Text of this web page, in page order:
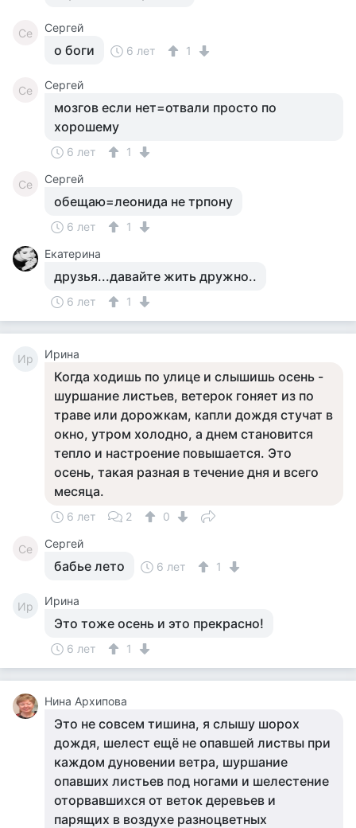
Се Сергей
о боги 6 лет 1
Се Сергей
мозгов если нет=отвали просто по
хорошему
6 лет 1
Се Сергей
обещаю=леонида не трпону
6 лет
1
Екатерина
друзья...давайте жить дружно..
6 лет 1
Ир Ирина
Когда ходишь по улице и слышишь осень -
шуршание листьев, ветерок гоняет из по
траве или дорожкам, капли дождя стучат в
окно, утром холодно, а днем становится
тепло и настроение повышается. Это
осень, такая разная в течение дня и всего
месяца.
6 лет 2 0
Се Сергей
бабье лето 6 лет 1
Ир Ирина
Это тоже осень и это прекрасно!
6 лет 1
Нина Архипова
Это не совсем тишина, я слышу шорох
дождя, шелест ещё не опавшей листвы при
каждом дуновении ветра, шуршание
опавших листьев под ногами и шелестение
оторвавшихся от веток деревьев и
парящих в воздухе разноцветных